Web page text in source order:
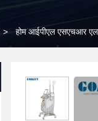
> होम आईपीएल एसएचआर